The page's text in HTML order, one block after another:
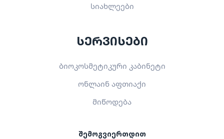
სიახლეები
სერვისები
ბიოკოსმეტიკური კაბინეტი
ონლაინ აფთიაქი
მიწოდება
შემოგვიერთდით